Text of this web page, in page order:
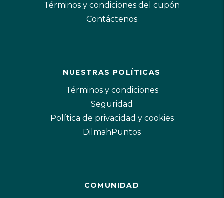
Términos y condiciones del cupón
Contáctenos
NUESTRAS POLÍTICAS
Términos y condiciones
Seguridad
Política de privacidad y cookies
DilmahPuntos
COMUNIDAD